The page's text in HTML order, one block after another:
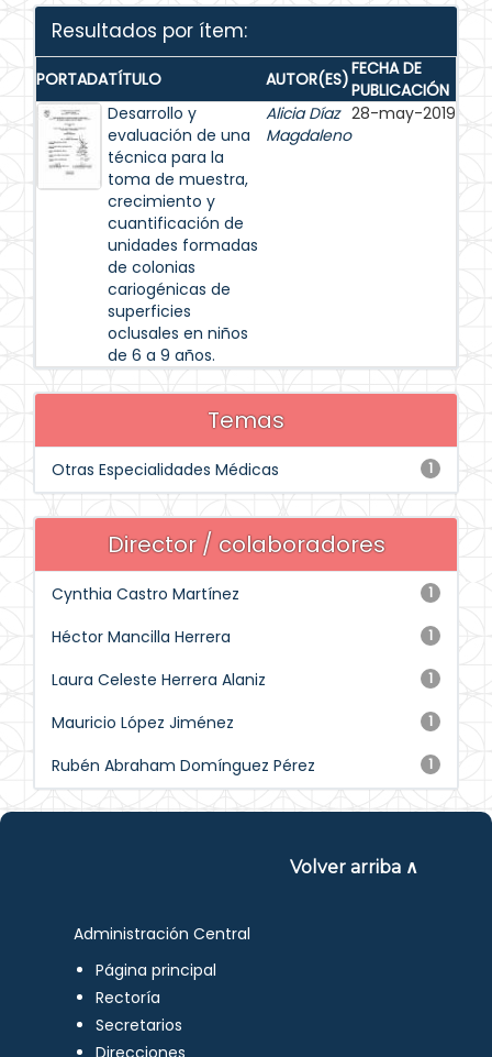
Resultados por ítem:
PORTADATÍTULO AUTOR(ES)FECHA DE
PUBLICACIÓN
Desarrollo y
evaluación de una
técnica para la
toma de muestra,
crecimiento y
cuantificación de
unidades formadas
de colonias
cariogénicas de
superficies
oclusales en niños
de 6 a 9 años.
Alicia Díaz
Magdaleno
28-may-2019
Temas
1
Otras Especialidades Médicas
Director / colaboradores
1
Cynthia Castro Martínez
1
Héctor Mancilla Herrera
1
Laura Celeste Herrera Alaniz
1
Mauricio López Jiménez
1
Rubén Abraham Domínguez Pérez
Volver arriba ∧
Administración Central
Página principal
Rectoría
Secretarios
Direcciones